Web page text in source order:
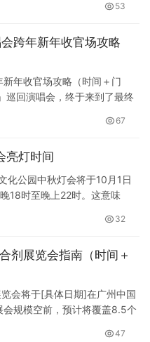
53
跨年新年收官场攻略
年收官场攻略（时间＋门
巡回演唱会，终于来到了最终
67
亮灯时间
化公园中秋灯会将于10月1日
18时至晚上22时。这意味
32
剂展览会指南（时间＋
会将于[具体日期]在广州中国
规模空前，预计将覆盖8.5个
47